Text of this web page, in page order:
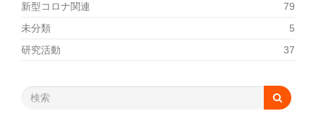
新型コロナ関連
79
未分類
5
研究活動
37